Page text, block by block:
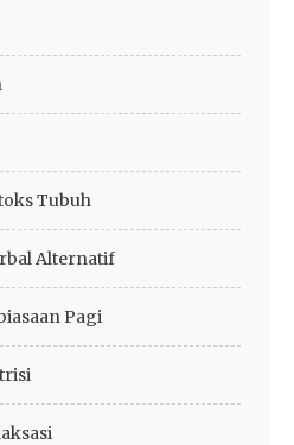
Tubuh
Alternatif
Pagi